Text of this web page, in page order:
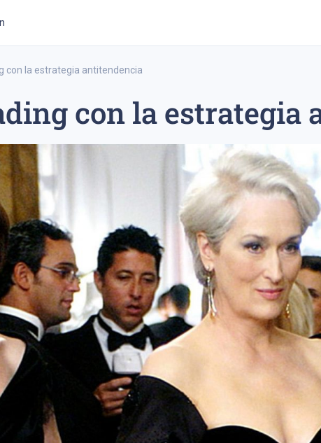
de trading a largo plazo estrategia de trading a corto plazo
con la estrategia antitendencia
con la estrategia